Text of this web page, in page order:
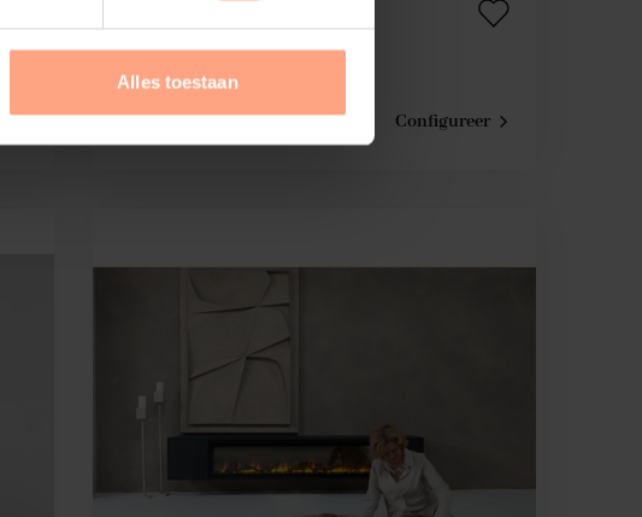
Alles toestaan
Hangend | Eiken
€5.695,- Configureer